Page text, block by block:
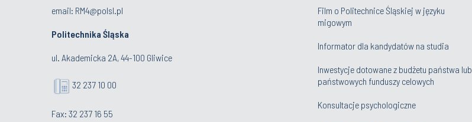
email: RM4@polsl.pl
Politechnika Śląska
ul. Akademicka 2A, 44-100 Gliwice
32 237 10 00
Fax: 32 237 16 55
Film o Politechnice Śląskiej w języku
migowym
Informator dla kandydatów na studia
Inwestycje dotowane z budżetu państwa lub
państwowych funduszy celowych
Konsultacje psychologiczne